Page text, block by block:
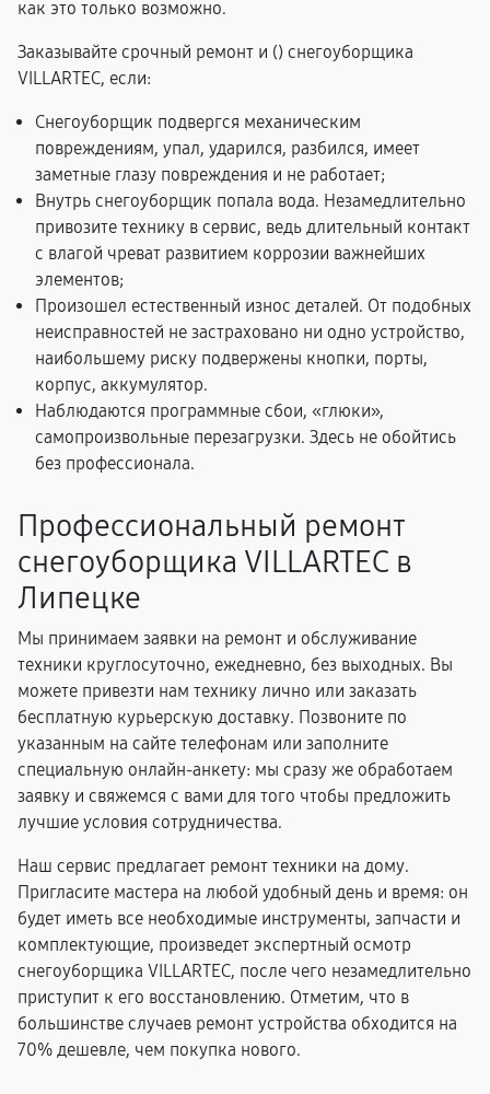
как это только возможно.
Заказывайте срочный ремонт и () снегоуборщика
VILLARTEC, если:
Снегоуборщик подвергся механическим
повреждениям, упал, ударился, разбился, имеет
заметные глазу повреждения и не работает;
Внутрь снегоуборщик попала вода. Незамедлительно
привозите технику в сервис, ведь длительный контакт
с влагой чреват развитием коррозии важнейших
элементов;
Произошел естественный износ деталей. От подобных
неисправностей не застраховано ни одно устройство,
наибольшему риску подвержены кнопки, порты,
корпус, аккумулятор.
Наблюдаются программные сбои, «глюки»,
самопроизвольные перезагрузки. Здесь не обойтись
без профессионала.
Профессиональный ремонт
снегоуборщика VILLARTEC в
Липецке
Мы принимаем заявки на ремонт и обслуживание
техники круглосуточно, ежедневно, без выходных. Вы
можете привезти нам технику лично или заказать
бесплатную курьерскую доставку. Позвоните по
указанным на сайте телефонам или заполните
специальную онлайн-анкету: мы сразу же обработаем
заявку и свяжемся с вами для того чтобы предложить
лучшие условия сотрудничества.
Наш сервис предлагает ремонт техники на дому.
Пригласите мастера на любой удобный день и время: он
будет иметь все необходимые инструменты, запчасти и
комплектующие, произведет экспертный осмотр
снегоуборщика VILLARTEC, после чего незамедлительно
приступит к его восстановлению. Отметим, что в
большинстве случаев ремонт устройства обходится на
70% дешевле, чем покупка нового.